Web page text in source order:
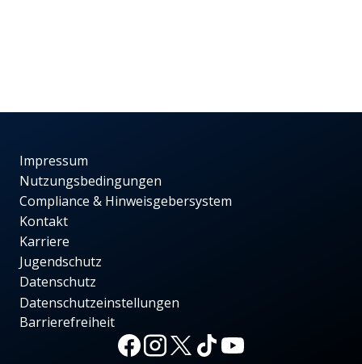
Impressum
Nutzungsbedingungen
Compliance & Hinweisgebersystem
Kontakt
Karriere
Jugendschutz
Datenschutz
Datenschutzeinstellungen
Barrierefreiheit